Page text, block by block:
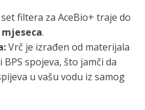
set filtera za AceBio+ traje do
.
Vrč je izrađen od materijala
spojeva, što jamči da
u vašu vodu iz samog